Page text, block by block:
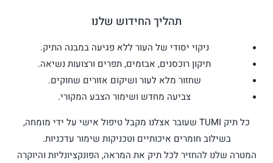
תהליך החידוש שלנו
ניקוי יסודי של העור ללא פגיעה במבנה התיק.
תיקון רוכסנים, אבזמים, תפרים ורצועות נשיאה.
שחזור מלא לעור ושיקום אזורים שחוקים.
צביעה מחדש ושימור הצבע המקורי.
כל תיק TUMI שעובר אצלנו מקבל טיפול אישי על ידי מומחה,
בשילוב חומרים איכותיים וטכניקות שימור עדכניות.
המטרה שלנו להחזיר לכל תיק את המראה, הפונקציונליות והיוקרה